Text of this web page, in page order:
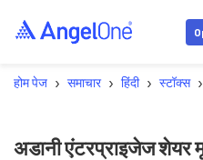
होम पेज › समाचार › हिंदी › स्टॉक्स ›
अडानी एंटरप्राइजेज शेयर